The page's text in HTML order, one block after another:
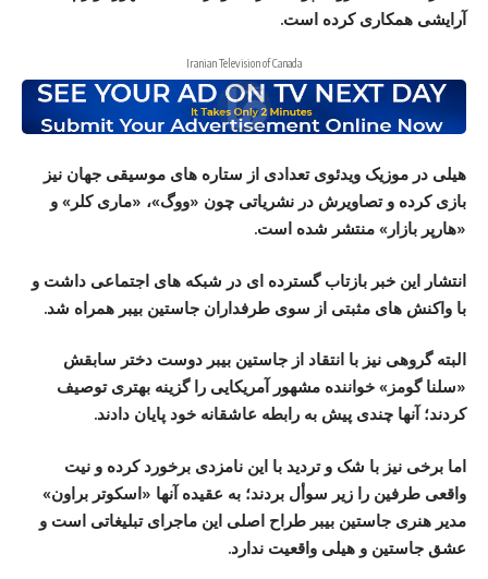
آرایشی همکاری کرده است.
Iranian Television of Canada
هیلی در موزیک ویدئوی تعدادی از ستاره های موسیقی جهان نیز
بازی کرده و تصاویرش در نشریاتی چون «ووگ»، «ماری کلر» و
«هارپر بازار» منتشر شده است.
انتشار این خبر بازتاب گسترده ای در شبکه های اجتماعی داشت و
با واکنش های مثبتی از سوی طرفداران جاستین بیبر همراه شد.
البته گروهی نیز با انتقاد از جاستین بیبر دوست دختر سابقش
«سلنا گومز» خواننده مشهور آمریکایی را گزینه بهتری توصیف
کردند؛ آنها چندی پیش به رابطه عاشقانه خود پایان دادند.
اما برخی نیز با شک و تردید با این نامزدی برخورد کرده و نیت
واقعی طرفین را زیر سوأل بردند؛ به عقیده آنها «اسکوتر براون»
مدیر هنری جاستین بیبر طراح اصلی این ماجرای تبلیغاتی است و
عشق جاستین و هیلی واقعیت ندارد.